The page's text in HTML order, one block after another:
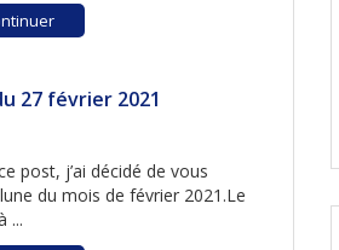
27 février 2021
post, j’ai décidé de vous
du mois de février 2021.Le
...